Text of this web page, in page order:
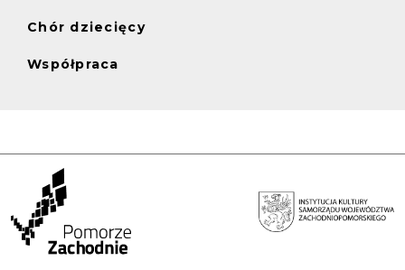
Chór dziecięcy
Współpraca